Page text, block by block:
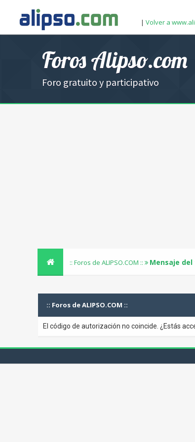
| Volver a
Foros Alipso.com
Foro gratuito y participativo
:: Foros de ALIPSO.COM :: Mensaje
:: Foros de ALIPSO.COM ::
El código de autorización no coincide. ¿Estás